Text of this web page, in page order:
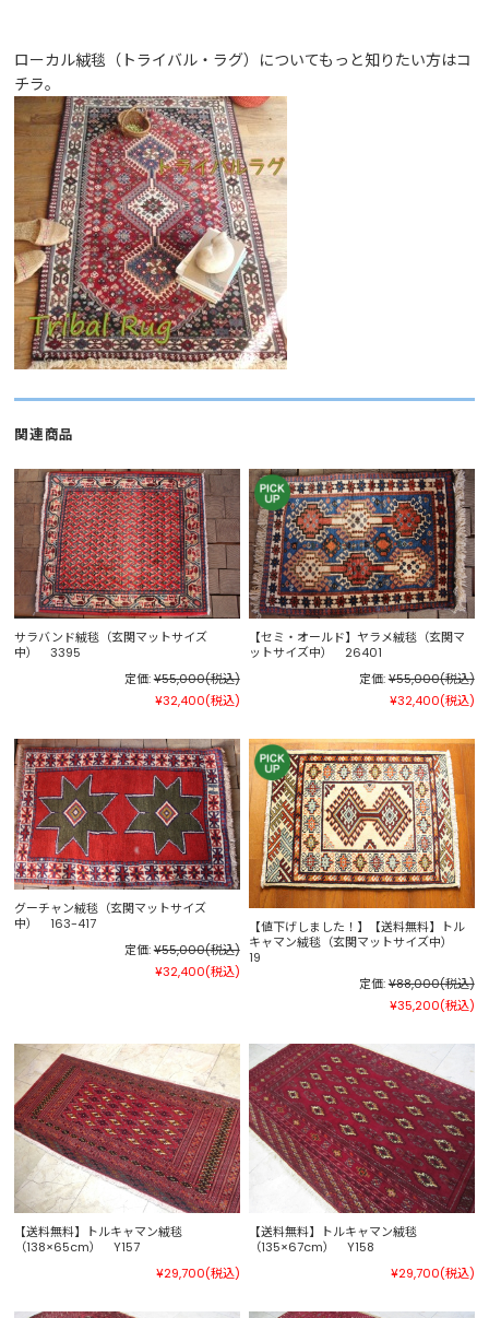
ローカル絨毯（トライバル・ラグ）についてもっと知りたい方はコ
チラ。
関連商品
サラバンド絨毯（玄関マットサイズ
中） 3395
定価:¥55,000(税込)
¥32,400(税込)
【セミ・オールド】ヤラメ絨毯（玄関マ
ットサイズ中） 26401
定価:¥55,000(税込)
¥32,400(税込)
グーチャン絨毯（玄関マットサイズ
中） 163-417
定価:¥55,000(税込)
¥32,400(税込)
【値下げしました！】【送料無料】トル
キャマン絨毯（玄関マットサイズ中）
19
定価:¥88,000(税込)
¥35,200(税込)
【送料無料】トルキャマン絨毯
（138×65cm） Y157
¥29,700(税込)
【送料無料】トルキャマン絨毯
（135×67cm） Y158
¥29,700(税込)